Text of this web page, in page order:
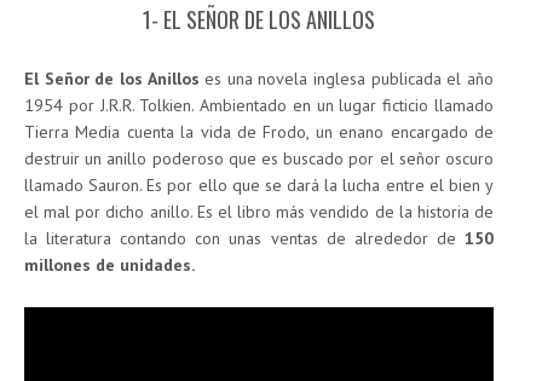
1- EL SEÑOR DE LOS ANILLOS
El Señor de los Anillos es una novela inglesa publicada el año
1954 por J.R.R. Tolkien. Ambientado en un lugar ficticio llamado
Tierra Media cuenta la vida de Frodo, un enano encargado de
destruir un anillo poderoso que es buscado por el señor oscuro
llamado Sauron. Es por ello que se dará la lucha entre el bien y
el mal por dicho anillo. Es el libro más vendido de la historia de
la literatura contando con unas ventas de alrededor de 150
millones de unidades.